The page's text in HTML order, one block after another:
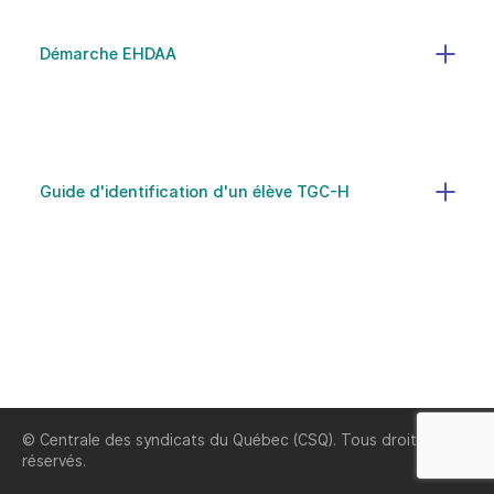
Démarche EHDAA
Guide d'identification d'un élève TGC-H
© Centrale des syndicats du Québec (CSQ). Tous droits
réservés.